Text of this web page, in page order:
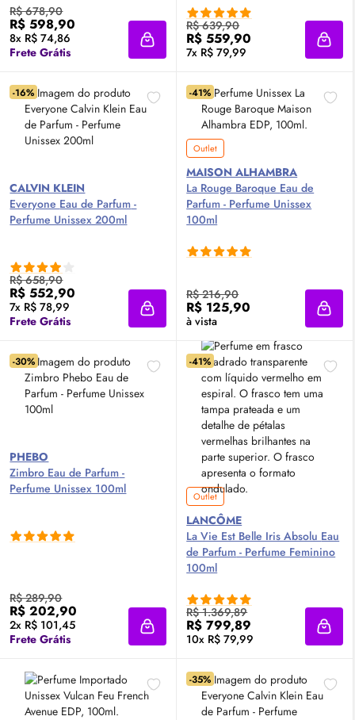
R$ 678,90
R$ 598,90
8x R$ 74,86
Frete Grátis
Adicionar à sacola
R$ 639,90
R$ 559,90
7x R$ 79,99
-16%
CALVIN KLEIN
Everyone Eau de Parfum -
Perfume Unissex 200ml
R$ 658,90
R$ 552,90
7x R$ 78,99
Frete Grátis
Adicionar à sacola
-41%
Outlet
MAISON ALHAMBRA
La Rouge Baroque Eau de
Parfum - Perfume Unissex
100ml
R$ 216,90
R$ 125,90
à vista
-30%
PHEBO
Zimbro Eau de Parfum -
Perfume Unissex 100ml
R$ 289,90
R$ 202,90
2x R$ 101,45
Frete Grátis
Adicionar à sacola
-41%
Outlet
LANCÔME
La Vie Est Belle Iris Absolu Eau
de Parfum - Perfume Feminino
100ml
R$ 1.369,89
R$ 799,89
10x R$ 79,99
-35%